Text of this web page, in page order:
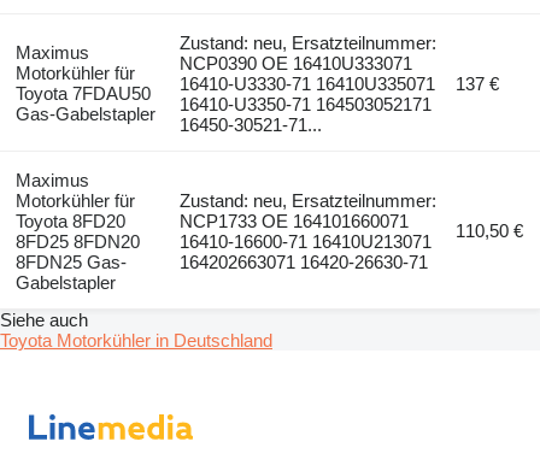
Maximus
Motorkühler für
Toyota 7FDAU50
Gas-Gabelstapler
Zustand: neu, Ersatzteilnummer:
NCP0390 OE 16410U333071
16410-U3330-71 16410U335071
16410-U3350-71 164503052171
16450-30521-71...
137 €
Maximus
Motorkühler für
Toyota 8FD20
8FD25 8FDN20
8FDN25 Gas-
Gabelstapler
Zustand: neu, Ersatzteilnummer:
NCP1733 OE 164101660071
16410-16600-71 16410U213071
164202663071 16420-26630-71
110,50 €
Siehe auch
Toyota Motorkühler in Deutschland